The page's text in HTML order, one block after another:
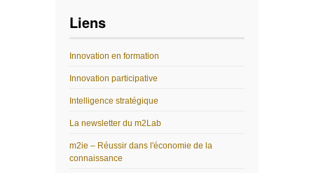
Liens
Innovation en formation
Innovation participative
Intelligence stratégique
La newsletter du m2Lab
m2ie – Réussir dans l'économie de la
connaissance